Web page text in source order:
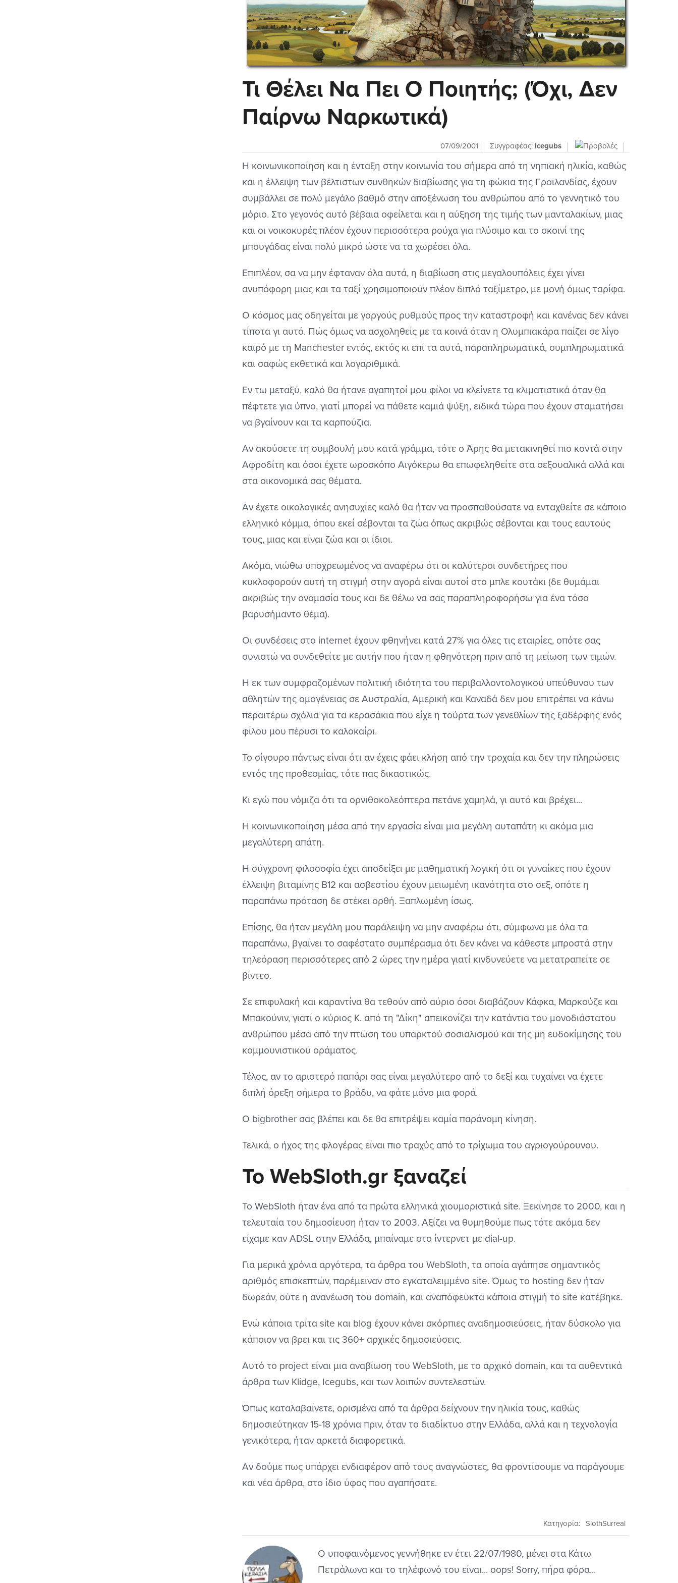
Τι Θέλει Να Πει Ο Ποιητής; (Όχι, Δεν
Παίρνω Ναρκωτικά)
07/09/2001 Συγγραφέας: Icegubs
Η κοινωνικοποίηση και η ένταξη στην κοινωνία του σήμερα από τη νηπιακή ηλικία, καθώς
και η έλλειψη των βέλτιστων συνθηκών διαβίωσης για τη φώκια της Γροιλανδίας, έχουν
συμβάλλει σε πολύ μεγάλο βαθμό στην αποξένωση του ανθρώπου από το γεννητικό του
μόριο. Στο γεγονός αυτό βέβαια οφείλεται και η αύξηση της τιμής των μανταλακίων, μιας
και οι νοικοκυρές πλέον έχουν περισσότερα ρούχα για πλύσιμο και το σκοινί της
μπουγάδας είναι πολύ μικρό ώστε να τα χωρέσει όλα.
Επιπλέον, σα να μην έφταναν όλα αυτά, η διαβίωση στις μεγαλουπόλεις έχει γίνει
ανυπόφορη μιας και τα ταξί χρησιμοποιούν πλέον διπλό ταξίμετρο, με μονή όμως ταρίφα.
Ο κόσμος μας οδηγείται με γοργούς ρυθμούς προς την καταστροφή και κανένας δεν κάνει
τίποτα γι αυτό. Πώς όμως να ασχοληθείς με τα κοινά όταν η Ολυμπιακάρα παίζει σε λίγο
καιρό με τη Manchester εντός, εκτός κι επί τα αυτά, παραπληρωματικά, συμπληρωματικά
και σαφώς εκθετικά και λογαριθμικά.
Εν τω μεταξύ, καλό θα ήτανε αγαπητοί μου φίλοι να κλείνετε τα κλιματιστικά όταν θα
πέφτετε για ύπνο, γιατί μπορεί να πάθετε καμιά ψύξη, ειδικά τώρα που έχουν σταματήσει
να βγαίνουν και τα καρπούζια.
Αν ακούσετε τη συμβουλή μου κατά γράμμα, τότε ο Άρης θα μετακινηθεί πιο κοντά στην
Αφροδίτη και όσοι έχετε ωροσκόπο Αιγόκερω θα επωφεληθείτε στα σεξουαλικά αλλά και
στα οικονομικά σας θέματα.
Αν έχετε οικολογικές ανησυχίες καλό θα ήταν να προσπαθούσατε να ενταχθείτε σε κάποιο
ελληνικό κόμμα, όπου εκεί σέβονται τα ζώα όπως ακριβώς σέβονται και τους εαυτούς
τους, μιας και είναι ζώα και οι ίδιοι.
Ακόμα, νιώθω υποχρεωμένος να αναφέρω ότι οι καλύτεροι συνδετήρες που
κυκλοφορούν αυτή τη στιγμή στην αγορά είναι αυτοί στο μπλε κουτάκι (δε θυμάμαι
ακριβώς την ονομασία τους και δε θέλω να σας παραπληροφορήσω για ένα τόσο
βαρυσήμαντο θέμα).
Οι συνδέσεις στο internet έχουν φθηνήνει κατά 27% για όλες τις εταιρίες, οπότε σας
συνιστώ να συνδεθείτε με αυτήν που ήταν η φθηνότερη πριν από τη μείωση των τιμών.
Η εκ των συμφραζομένων πολιτική ιδιότητα του περιβαλλοντολογικού υπεύθυνου των
αθλητών της ομογένειας σε Αυστραλία, Αμερική και Καναδά δεν μου επιτρέπει να κάνω
περαιτέρω σχόλια για τα κερασάκια που είχε η τούρτα των γενεθλίων της ξαδέρφης ενός
φίλου μου πέρυσι το καλοκαίρι.
Το σίγουρο πάντως είναι ότι αν έχεις φάει κλήση από την τροχαία και δεν την πληρώσεις
εντός της προθεσμίας, τότε πας δικαστικώς.
Κι εγώ που νόμιζα ότι τα ορνιθοκολεόπτερα πετάνε χαμηλά, γι αυτό και βρέχει...
Η κοινωνικοποίηση μέσα από την εργασία είναι μια μεγάλη αυταπάτη κι ακόμα μια
μεγαλύτερη απάτη.
Η σύγχρονη φιλοσοφία έχει αποδείξει με μαθηματική λογική ότι οι γυναίκες που έχουν
έλλειψη βιταμίνης Β12 και ασβεστίου έχουν μειωμένη ικανότητα στο σεξ, οπότε η
παραπάνω πρόταση δε στέκει ορθή. Ξαπλωμένη ίσως.
Επίσης, θα ήταν μεγάλη μου παράλειψη να μην αναφέρω ότι, σύμφωνα με όλα τα
παραπάνω, βγαίνει το σαφέστατο συμπέρασμα ότι δεν κάνει να κάθεστε μπροστά στην
τηλεόραση περισσότερες από 2 ώρες την ημέρα γιατί κινδυνεύετε να μετατραπείτε σε
βίντεο.
Σε επιφυλακή και καραντίνα θα τεθούν από αύριο όσοι διαβάζουν Κάφκα, Μαρκούζε και
Μπακούνιν, γιατί ο κύριος Κ. από τη "Δίκη" απεικονίζει την κατάντια του μονοδιάστατου
ανθρώπου μέσα από την πτώση του υπαρκτού σοσιαλισμού και της μη ευδοκίμησης του
κομμουνιστικού οράματος.
Τέλος, αν το αριστερό παπάρι σας είναι μεγαλύτερο από το δεξί και τυχαίνει να έχετε
διπλή όρεξη σήμερα το βράδυ, να φάτε μόνο μια φορά.
Ο bigbrother σας βλέπει και δε θα επιτρέψει καμία παράνομη κίνηση.
Τελικά, ο ήχος της φλογέρας είναι πιο τραχύς από το τρίχωμα του αγριογούρουνου.
Το WebSloth.gr ξαναζεί
Το WebSloth ήταν ένα από τα πρώτα ελληνικά χιουμοριστικά site. Ξεκίνησε το 2000, και η
τελευταία του δημοσίευση ήταν το 2003. Αξίζει να θυμηθούμε πως τότε ακόμα δεν
είχαμε καν ADSL στην Ελλάδα, μπαίναμε στο ίντερνετ με dial-up.
Για μερικά χρόνια αργότερα, τα άρθρα του WebSloth, τα οποία αγάπησε σημαντικός
αριθμός επισκεπτών, παρέμειναν στο εγκαταλειμμένο site. Όμως το hosting δεν ήταν
δωρεάν, ούτε η ανανέωση του domain, και αναπόφευκτα κάποια στιγμή το site κατέβηκε.
Ενώ κάποια τρίτα site και blog έχουν κάνει σκόρπιες αναδημοσιεύσεις, ήταν δύσκολο για
κάποιον να βρει και τις 360+ αρχικές δημοσιεύσεις.
Αυτό το project είναι μια αναβίωση του WebSloth, με το αρχικό domain, και τα αυθεντικά
άρθρα των Klidge, Icegubs, και των λοιπών συντελεστών.
Όπως καταλαβαίνετε, ορισμένα από τα άρθρα δείχνουν την ηλικία τους, καθώς
δημοσιεύτηκαν 15-18 χρόνια πριν, όταν το διαδίκτυο στην Ελλάδα, αλλά και η τεχνολογία
γενικότερα, ήταν αρκετά διαφορετικά.
Αν δούμε πως υπάρχει ενδιαφέρον από τους αναγνώστες, θα φροντίσουμε να παράγουμε
και νέα άρθρα, στο ίδιο ύφος που αγαπήσατε.
Κατηγορία: SlothSurreal
Ο υποφαινόμενος γεννήθηκε εν έτει 22/07/1980, μένει στα Κάτω
Πετράλωνα και το τηλέφωνό του είναι... oops! Sorry, πήρα φόρα...